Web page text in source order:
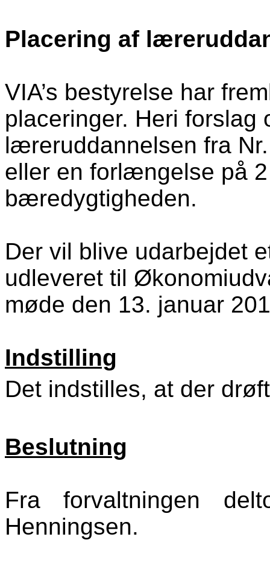
Placering af
VIA’s bestyrelse har
placeringer. Heri forslag
læreruddannelsen fra
eller en forlængelse på
bæredygtigheden.
Der vil blive udarbejdet
udleveret til
møde den 13. januar
Indstilling
Det indstilles, at der
Beslutning
Fra forvaltningen
Henningsen.